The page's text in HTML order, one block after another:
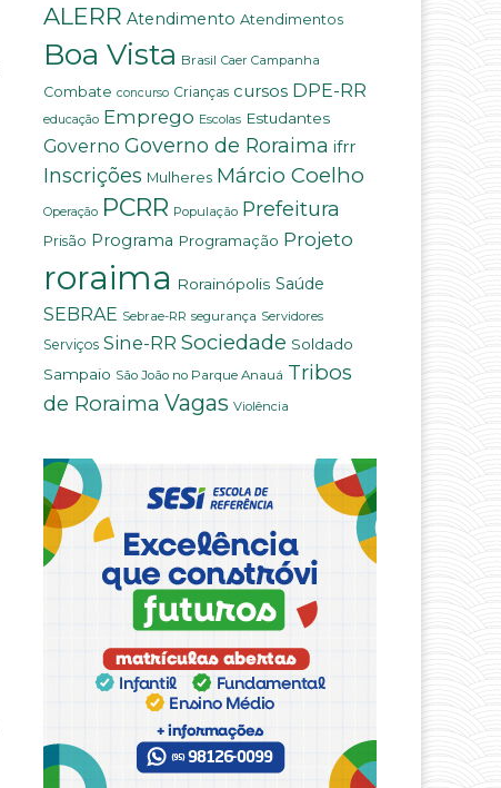
ALERR Atendimento Atendimentos
Boa Vista Brasil Caer Campanha
Combate concurso Crianças cursos DPE-RR
educação Emprego Escolas Estudantes
Governo Governo de Roraima ifrr
Inscrições Mulheres Márcio Coelho
Operação PCRR População Prefeitura
Prisão Programa Programação Projeto
roraima Rorainópolis Saúde
SEBRAE Sebrae-RR segurança Servidores
Serviços Sine-RR Sociedade Soldado
Sampaio São João no Parque Anauá Tribos
de Roraima Vagas Violência